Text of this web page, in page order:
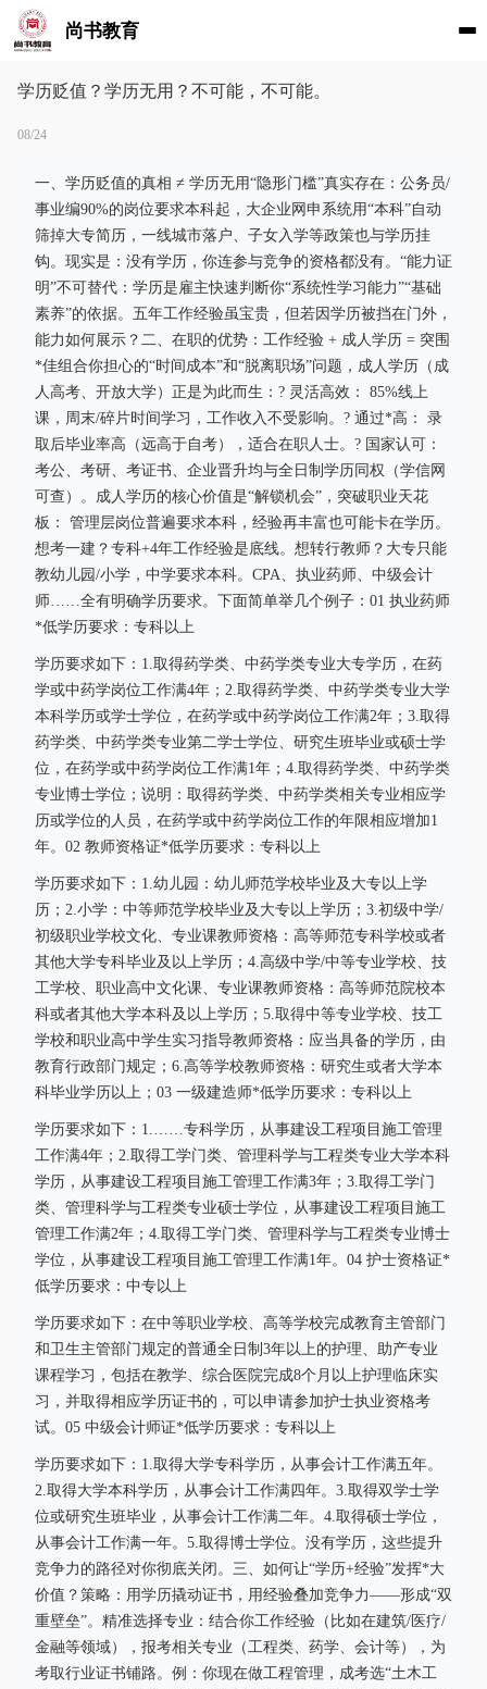
尚书教育
学历贬值？学历无用？不可能，不可能。
08/24
一、学历贬值的真相 ≠ 学历无用“隐形门槛”真实存在：公务员/
事业编90%的岗位要求本科起，大企业网申系统用“本科”自动
筛掉大专简历，一线城市落户、子女入学等政策也与学历挂
钩。现实是：没有学历，你连参与竞争的资格都没有。“能力证
明”不可替代：学历是雇主快速判断你“系统性学习能力”“基础
素养”的依据。五年工作经验虽宝贵，但若因学历被挡在门外，
能力如何展示？二、在职的优势：工作经验 + 成人学历 = 突围
*佳组合你担心的“时间成本”和“脱离职场”问题，成人学历（成
人高考、开放大学）正是为此而生：? 灵活高效： 85%线上
课，周末/碎片时间学习，工作收入不受影响。? 通过*高： 录
取后毕业率高（远高于自考），适合在职人士。? 国家认可：
考公、考研、考证书、企业晋升均与全日制学历同权（学信网
可查）。成人学历的核心价值是“解锁机会”，突破职业天花
板： 管理层岗位普遍要求本科，经验再丰富也可能卡在学历。
想考一建？专科+4年工作经验是底线。想转行教师？大专只能
教幼儿园/小学，中学要求本科。CPA、执业药师、中级会计
师……全有明确学历要求。下面简单举几个例子：01 执业药师
*低学历要求：专科以上
学历要求如下：1.取得药学类、中药学类专业大专学历，在药
学或中药学岗位工作满4年；2.取得药学类、中药学类专业大学
本科学历或学士学位，在药学或中药学岗位工作满2年；3.取得
药学类、中药学类专业第二学士学位、研究生班毕业或硕士学
位，在药学或中药学岗位工作满1年；4.取得药学类、中药学类
专业博士学位；说明：取得药学类、中药学类相关专业相应学
历或学位的人员，在药学或中药学岗位工作的年限相应增加1
年。02 教师资格证*低学历要求：专科以上
学历要求如下：1.幼儿园：幼儿师范学校毕业及大专以上学
历；2.小学：中等师范学校毕业及大专以上学历；3.初级中学/
初级职业学校文化、专业课教师资格：高等师范专科学校或者
其他大学专科毕业及以上学历；4.高级中学/中等专业学校、技
工学校、职业高中文化课、专业课教师资格：高等师范院校本
科或者其他大学本科及以上学历；5.取得中等专业学校、技工
学校和职业高中学生实习指导教师资格：应当具备的学历，由
教育行政部门规定；6.高等学校教师资格：研究生或者大学本
科毕业学历以上；03 一级建造师*低学历要求：专科以上
学历要求如下：1.……专科学历，从事建设工程项目施工管理
工作满4年；2.取得工学门类、管理科学与工程类专业大学本科
学历，从事建设工程项目施工管理工作满3年；3.取得工学门
类、管理科学与工程类专业硕士学位，从事建设工程项目施工
管理工作满2年；4.取得工学门类、管理科学与工程类专业博士
学位，从事建设工程项目施工管理工作满1年。04 护士资格证*
低学历要求：中专以上
学历要求如下：在中等职业学校、高等学校完成教育主管部门
和卫生主管部门规定的普通全日制3年以上的护理、助产专业
课程学习，包括在教学、综合医院完成8个月以上护理临床实
习，并取得相应学历证书的，可以申请参加护士执业资格考
试。05 中级会计师证*低学历要求：专科以上
学历要求如下：1.取得大学专科学历，从事会计工作满五年。
2.取得大学本科学历，从事会计工作满四年。3.取得双学士学
位或研究生班毕业，从事会计工作满二年。4.取得硕士学位，
从事会计工作满一年。5.取得博士学位。没有学历，这些提升
竞争力的路径对你彻底关闭。三、如何让“学历+经验”发挥*大
价值？策略：用学历撬动证书，用经验叠加竞争力——形成“双
重壁垒”。精准选择专业：结合你工作经验（比如在建筑/医疗/
金融等领域），报考相关专业（工程类、药学、会计等），为
考取行业证书铺路。例：你现在做工程管理，成考选“土木工